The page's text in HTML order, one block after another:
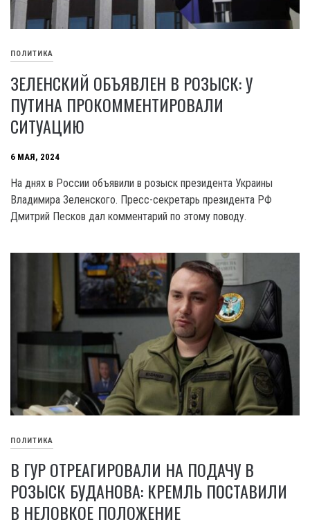
ПОЛИТИКА
ЗЕЛЕНСКИЙ ОБЪЯВЛЕН В РОЗЫСК: У
ПУТИНА ПРОКОММЕНТИРОВАЛИ
СИТУАЦИЮ
6 МАЯ, 2024
На днях в России объявили в розыск президента Украины
Владимира Зеленского. Пресс-секретарь президента РФ
Дмитрий Песков дал комментарий по этому поводу.
ПОЛИТИКА
В ГУР ОТРЕАГИРОВАЛИ НА ПОДАЧУ В
РОЗЫСК БУДАНОВА: КРЕМЛЬ ПОСТАВИЛИ
В НЕЛОВКОЕ ПОЛОЖЕНИЕ